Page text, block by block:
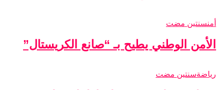
أمنسنتين مضت
الأمن الوطني يطيح بـ “صانع الكريستال”
رياضةسنتين مضت